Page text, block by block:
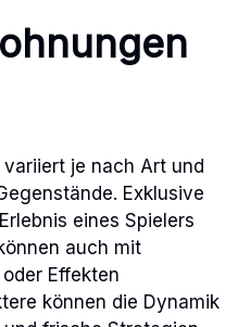
je nach Art und
Exklusive
eines Spielers
auch mit
Effekten
können die Dynamik